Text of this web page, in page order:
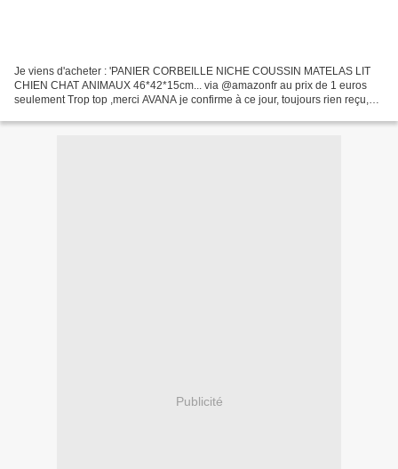
Je viens d'acheter : 'PANIER CORBEILLE NICHE COUSSIN MATELAS LIT
CHIEN CHAT ANIMAUX 46*42*15cm... via @amazonfr au prix de 1 euros
seulement Trop top ,merci AVANA je confirme à ce jour, toujours rien reçu,
Publicité